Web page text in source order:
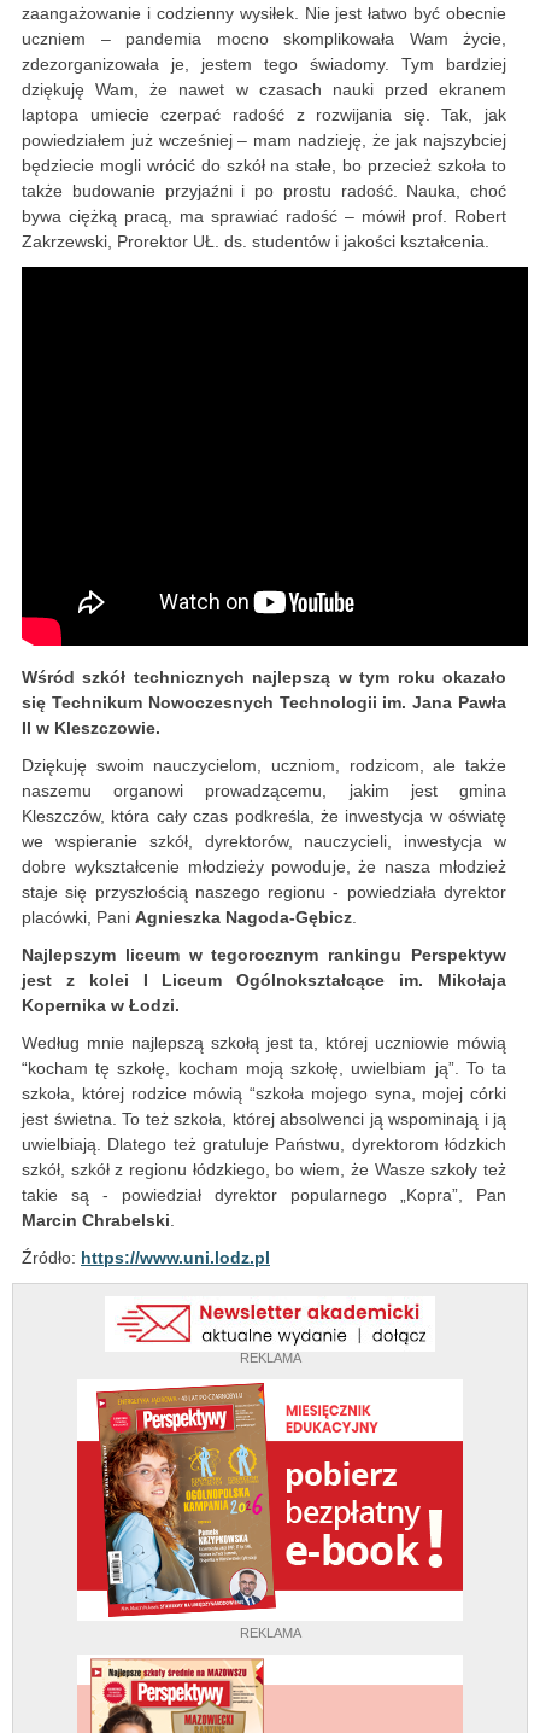
REKLAMA
REKLAMA
zaangażowanie i codzienny wysiłek. Nie jest łatwo być obecnie
uczniem – pandemia mocno skomplikowała Wam życie,
zdezorganizowała je, jestem tego świadomy. Tym bardziej
dziękuję Wam, że nawet w czasach nauki przed ekranem
laptopa umiecie czerpać radość z rozwijania się. Tak, jak
powiedziałem już wcześniej – mam nadzieję, że jak najszybciej
będziecie mogli wrócić do szkół na stałe, bo przecież szkoła to
także budowanie przyjaźni i po prostu radość. Nauka, choć
bywa ciężką pracą, ma sprawiać radość – mówił prof. Robert
Zakrzewski, Prorektor UŁ. ds. studentów i jakości kształcenia.
Wśród szkół technicznych najlepszą w tym roku okazało
się Technikum Nowoczesnych Technologii im. Jana Pawła
II w Kleszczowie.
Dziękuję swoim nauczycielom, uczniom, rodzicom, ale także
naszemu organowi prowadzącemu, jakim jest gmina
Kleszczów, która cały czas podkreśla, że inwestycja w oświatę
we wspieranie szkół, dyrektorów, nauczycieli, inwestycja w
dobre wykształcenie młodzieży powoduje, że nasza młodzież
staje się przyszłością naszego regionu - powiedziała dyrektor
placówki, Pani Agnieszka Nagoda-Gębicz.
Najlepszym liceum w tegorocznym rankingu Perspektyw
jest z kolei I Liceum Ogólnokształcące im. Mikołaja
Kopernika w Łodzi.
Według mnie najlepszą szkołą jest ta, której uczniowie mówią
“kocham tę szkołę, kocham moją szkołę, uwielbiam ją”. To ta
szkoła, której rodzice mówią “szkoła mojego syna, mojej córki
jest świetna. To też szkoła, której absolwenci ją wspominają i ją
uwielbiają. Dlatego też gratuluje Państwu, dyrektorom łódzkich
szkół, szkół z regionu łódzkiego, bo wiem, że Wasze szkoły też
takie są - powiedział dyrektor popularnego „Kopra”, Pan
Marcin Chrabelski.
Źródło: https://www.uni.lodz.pl